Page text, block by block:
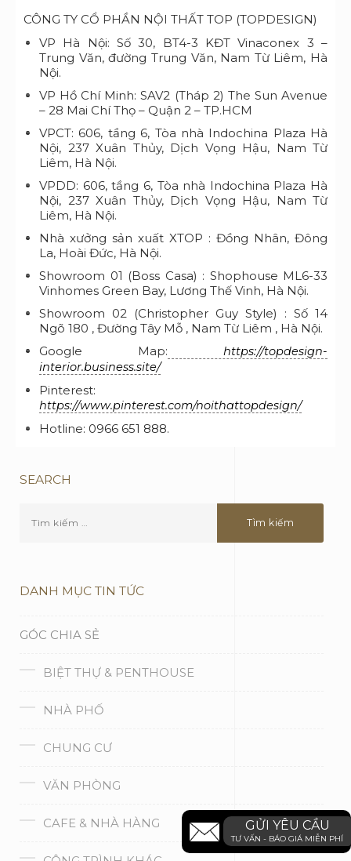
CÔNG TY CỔ PHẦN NỘI THẤT TOP (TOPDESIGN)
VP Hà Nội: Số 30, BT4-3 KĐT Vinaconex 3 –
Trung Văn, đường Trung Văn, Nam Từ Liêm, Hà
Nội.
VP Hồ Chí Minh: SAV2 (Tháp 2) The Sun Avenue
– 28 Mai Chí Thọ – Quận 2 – TP.HCM
VPCT: 606, tầng 6, Tòa nhà Indochina Plaza Hà
Nội, 237 Xuân Thủy, Dịch Vọng Hậu, Nam Từ
Liêm, Hà Nội.
VPDD: 606, tầng 6, Tòa nhà Indochina Plaza Hà
Nội, 237 Xuân Thủy, Dịch Vọng Hậu, Nam Từ
Liêm, Hà Nội.
Nhà xưởng sản xuất XTOP : Đồng Nhân, Đông
La, Hoài Đức, Hà Nội.
Showroom 01 (Boss Casa) : Shophouse ML6-33
Vinhomes Green Bay, Lương Thế Vinh, Hà Nội.
Showroom 02 (Christopher Guy Style) : Số 14
Ngõ 180 , Đường Tây Mỗ , Nam Từ Liêm , Hà Nội.
Google Map: https://topdesign-
interior.business.site/
Pinterest:
https://www.pinterest.com/noithattopdesign/
Hotline: 0966 651 888.
SEARCH
DANH MỤC TIN TỨC
GÓC CHIA SẺ
BIỆT THỰ & PENTHOUSE
NHÀ PHỐ
CHUNG CƯ
VĂN PHÒNG
CAFE & NHÀ HÀNG GỬI YÊU CẦU
TƯ VẤN - BÁO GIÁ MIỄN PHÍ